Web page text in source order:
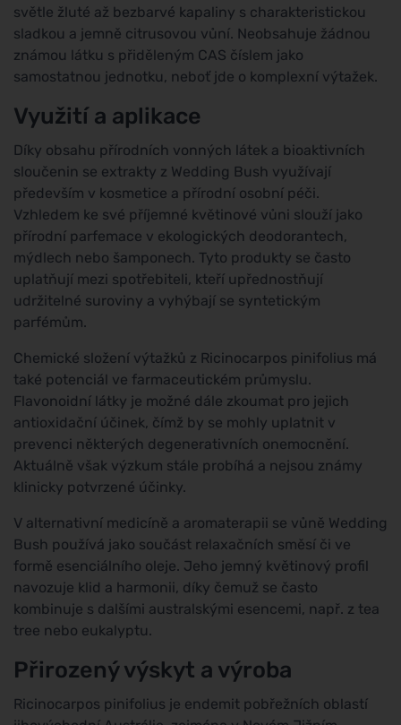
světle žluté až bezbarvé kapaliny s charakteristickou
sladkou a jemně citrusovou vůní. Neobsahuje žádnou
známou látku s přiděleným CAS číslem jako
samostatnou jednotku, neboť jde o komplexní výtažek.
Využití a aplikace
Díky obsahu přírodních vonných látek a bioaktivních
sloučenin se extrakty z Wedding Bush využívají
především v kosmetice a přírodní osobní péči.
Vzhledem ke své příjemné květinové vůni slouží jako
přírodní parfemace v ekologických deodorantech,
mýdlech nebo šamponech. Tyto produkty se často
uplatňují mezi spotřebiteli, kteří upřednostňují
udržitelné suroviny a vyhýbají se syntetickým
parfémům.
Chemické složení výtažků z Ricinocarpos pinifolius má
také potenciál ve farmaceutickém průmyslu.
Flavonoidní látky je možné dále zkoumat pro jejich
antioxidační účinek, čímž by se mohly uplatnit v
prevenci některých degenerativních onemocnění.
Aktuálně však výzkum stále probíhá a nejsou známy
klinicky potvrzené účinky.
V alternativní medicíně a aromaterapii se vůně Wedding
Bush používá jako součást relaxačních směsí či ve
formě esenciálního oleje. Jeho jemný květinový profil
navozuje klid a harmonii, díky čemuž se často
kombinuje s dalšími australskými esencemi, např. z tea
tree nebo eukalyptu.
Přirozený výskyt a výroba
Ricinocarpos pinifolius je endemit pobřežních oblastí